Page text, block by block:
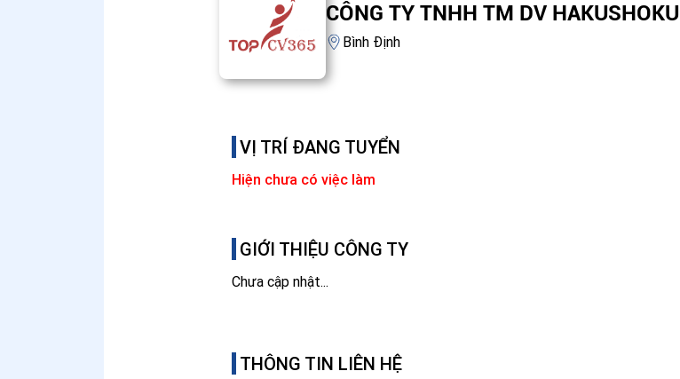
CÔNG TY TNHH TM DV HAKUSHOKU
Bình Định
VỊ TRÍ ĐANG TUYỂN
Hiện chưa có việc làm
GIỚI THIỆU CÔNG TY
Chưa cập nhật...
THÔNG TIN LIÊN HỆ